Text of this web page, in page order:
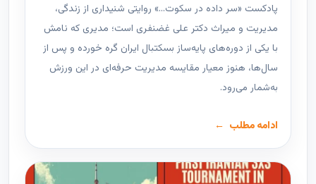
پادکست «سر داده در سکوت…» روایتی شنیداری از زندگی،
مدیریت و میراث دکتر علی غضنفری است؛ مدیری که نامش
با یکی از دوره‌های پایه‌ساز بسکتبال ایران گره خورده و پس از
سال‌ها، هنوز معیار مقایسه مدیریت حرفه‌ای در این ورزش
به‌شمار می‌رود.
ادامه مطلب